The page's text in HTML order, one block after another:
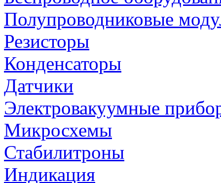
Полупроводниковые
Резисторы
Конденсаторы
Датчики
Электровакуумные
Микросхемы
Стабилитроны
Индикация